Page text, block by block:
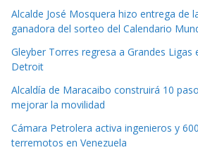
Alcalde José Mosquera hizo entrega de
ganadora del sorteo del Calendario
Gleyber Torres regresa a Grandes
Detroit
Alcaldía de Maracaibo construirá 10
mejorar la movilidad
Cámara Petrolera activa ingenieros y
terremotos en Venezuela